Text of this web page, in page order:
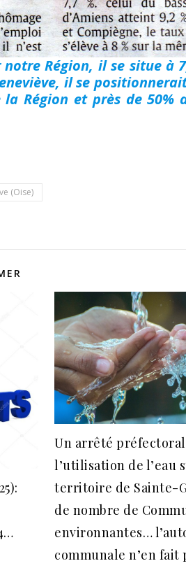
Région, il se situe à
il se
Région et près de 50%
(Oise)
Un arrêté
l’utilisation de l’eau
territoire de Sainte-
de nombre de
environnantes…
communale n’en fait